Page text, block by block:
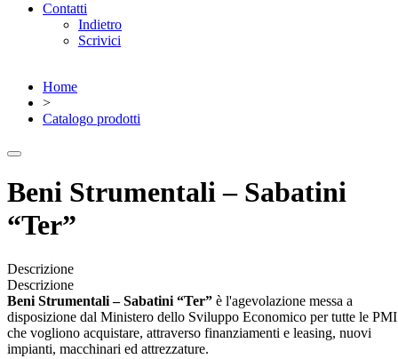
Contatti
Indietro
Scrivici
Home
>
Catalogo prodotti
Beni Strumentali – Sabatini
“Ter”
Descrizione
Descrizione
Beni Strumentali – Sabatini “Ter” è l'agevolazione messa a
disposizione dal Ministero dello Sviluppo Economico per tutte le PMI
che vogliono acquistare, attraverso finanziamenti e leasing, nuovi
impianti, macchinari ed attrezzature.